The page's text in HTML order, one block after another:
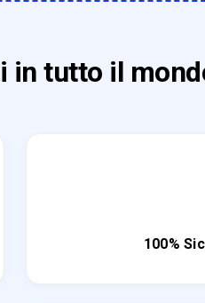
in tutto il
100%